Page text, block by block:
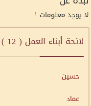
لا يوجد معلومات !
لائحة أبناء العمل ( 12
)
حسين
عماد